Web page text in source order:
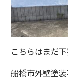
こちらはまだ
船橋市外壁塗